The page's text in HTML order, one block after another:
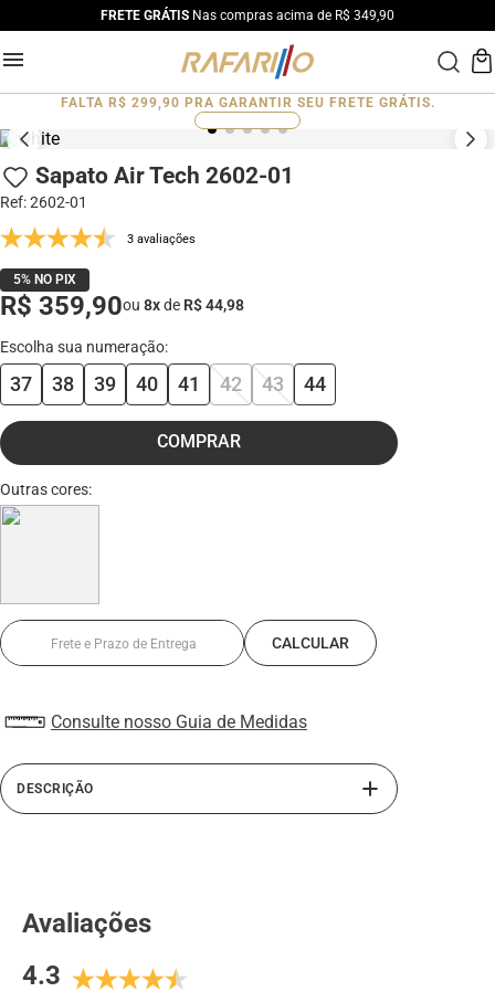
FRETE GRÁTIS Nas compras acima de R$ 349,90
FALTA R$ 299,90 PRA GARANTIR SEU FRETE GRÁTIS.
0
Sapato Air Tech 2602-01
Ref:2602-01
3 avaliações
5% NO PIX
R$ 359,90ou 8xde R$ 44,98
37 38 39 40 41 42 43 44
COMPRAR
Consulte nosso Guia de Medidas
DESCRIÇÃO
de amortecimento, garantindo conforto excepcional em
cada passo. Combinando estilo contemporâneo e
quem busca elegância sem abrir mão do bem-estar ao
Avaliações
4.3